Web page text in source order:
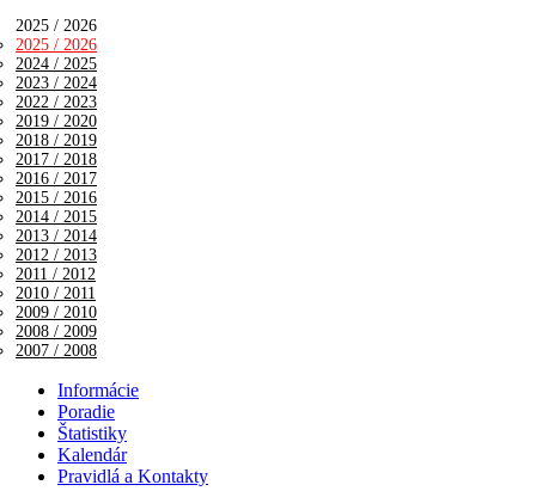
2025 / 2026
2025 / 2026
2024 / 2025
2023 / 2024
2022 / 2023
2019 / 2020
2018 / 2019
2017 / 2018
2016 / 2017
2015 / 2016
2014 / 2015
2013 / 2014
2012 / 2013
2011 / 2012
2010 / 2011
2009 / 2010
2008 / 2009
2007 / 2008
Informácie
Poradie
Štatistiky
Kalendár
Pravidlá a Kontakty